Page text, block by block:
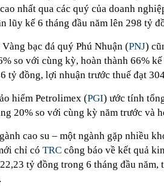
nhất qua các quý của doanh
lũy kế 6 tháng đầu năm lên 298 tỷ
bạc đá quý Phú Nhuận (PNJ)
so với cùng kỳ, hoàn thành 66%
tỷ đồng, lợi nhuận trước thuế đạt
hiểm Petrolimex (PGI) ước tính
20% so với cùng kỳ năm trước và
cao su – một ngành gặp nhiều
chỉ có TRC công báo về kết quả
tỷ đồng trong 6 tháng đầu